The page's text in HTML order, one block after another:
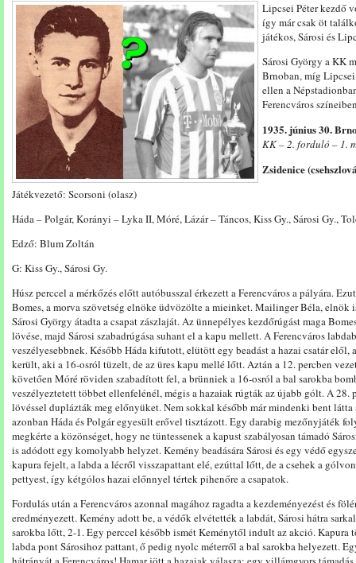
Lipcsei Péter kezdő
így már csak öt
játékos, Sárosi és
Sárosi György a KK
Brnoban, míg
ellen a
Ferencváros
1935. június 30.
KK – 2. forduló – 1.
Zsidenice
Játékvezető: Scorsoni (olasz)
Háda – Polgár, Korányi – Lyka II, Móré, Lázár – Táncos, Kiss Gy., Sárosi Gy.,
Edző: Blum Zoltán
G: Kiss Gy., Sárosi Gy.
Húsz perccel a mérkőzés előtt autóbusszal érkezett a Ferencváros a pályára.
Bomes, a morva szövetség elnöke üdvözölte a mieinket. Mailinger Béla, elnök
Sárosi György átadta a csapat zászlaját. Az ünnepélyes kezdőrúgást maga
lövése, majd Sárosi szabadrúgása suhant el a kapu mellett. A Ferencváros
veszélyesebbnek. Később Háda kifutott, elütött egy beadást a hazai csatár elől,
került, aki a 16-osról tüzelt, de az üres kapu mellé lőtt. Aztán a 12. percben
követően Móré röviden szabadított fel, a brünniek a 16-osról a bal sarokba
veszélyeztetett többet ellenfelénél, mégis a hazaiak rúgták az újabb gólt. A 28.
lövéssel duplázták meg előnyüket. Nem sokkal később már mindenki bent
azonban Háda és Polgár egyesült erővel tisztázott. Egy darabig mezőnyjáték
megkérte a közönséget, hogy ne tüntessenek a kapust szabályosan támadó
is adódott egy komolyabb helyzet. Kemény beadására Sárosi és egy védő
kapura fejelt, a labda a lécről visszapattant elé, ezúttal lőtt, de a csehek a
pettyest, így kétgólos hazai előnnyel tértek pihenőre a csapatok.
Fordulás után a Ferencváros azonnal magához ragadta a kezdeményezést és
eredményezett. Kemény adott be, a védők elvétették a labdát, Sárosi hátra
sarokba lőtt, 2-1. Egy perccel később ismét Keménytől indult az akció. Kapura
labda pont Sárosihoz pattant, ő pedig nyolc méterről a bal sarokba helyezett.